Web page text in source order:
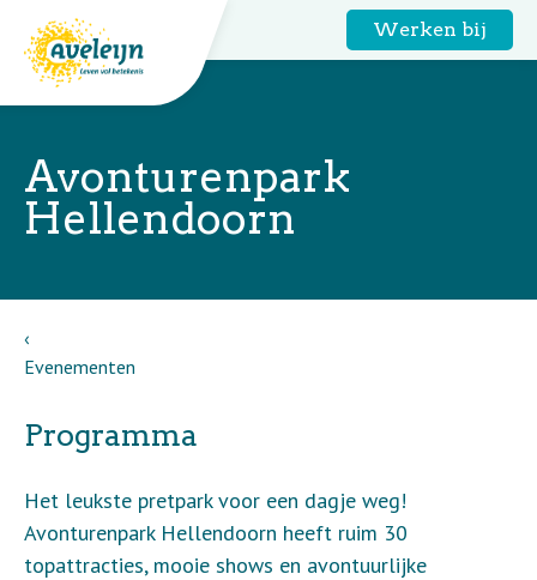
Werken bij
Avonturenpark
Hellendoorn
Evenementen
Programma
Het leukste pretpark voor een dagje weg!
Avonturenpark Hellendoorn heeft ruim 30
topattracties, mooie shows en avontuurlijke